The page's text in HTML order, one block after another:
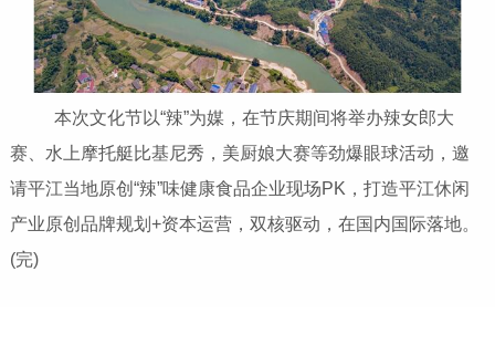
本次文化节以“辣”为媒，在节庆期间将举办辣女郎大
赛、水上摩托艇比基尼秀，美厨娘大赛等劲爆眼球活动，邀
请平江当地原创“辣”味健康食品企业现场PK，打造平江休闲
产业原创品牌规划+资本运营，双核驱动，在国内国际落地。
(完)